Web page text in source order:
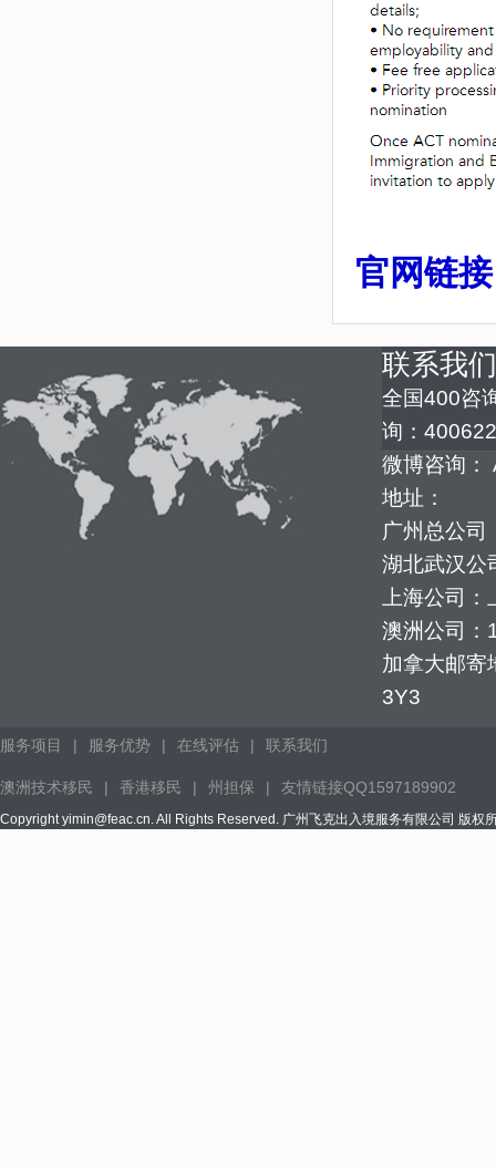
官网链接
联系我们
全国400咨
询：
微博咨询：
地址：
广州总公
湖北武汉公
上海公司
澳洲公司：
加拿大邮寄
3Y3
服务项目 | 服务优势 | 在线评估 | 联系我们
澳洲技术移民 | 香港移民 | 州担保 | 友情链接QQ1597189902
Copyright yimin@feac.cn. All Rights Reserved. 广州飞克出入境服务有限公司 版权